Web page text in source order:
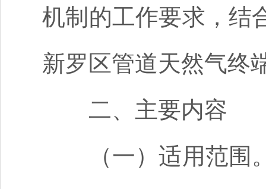
机制的工作要求，结
新罗区管道天然气终
二、主要内容
（一）适用范围